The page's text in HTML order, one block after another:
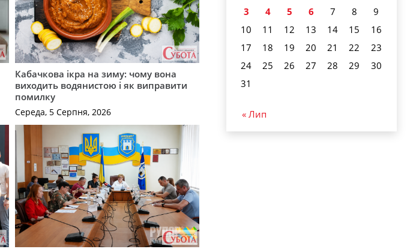
Кабачкова ікра на зиму: чому вона
виходить водянистою і як виправити
помилку
Середа, 5 Серпня, 2026
3
4 5 6 7 8
9
10
11 12 13 14 15
16
17
18 19 20 21 22
23
24
25 26 27 28 29
30
31
« Лип